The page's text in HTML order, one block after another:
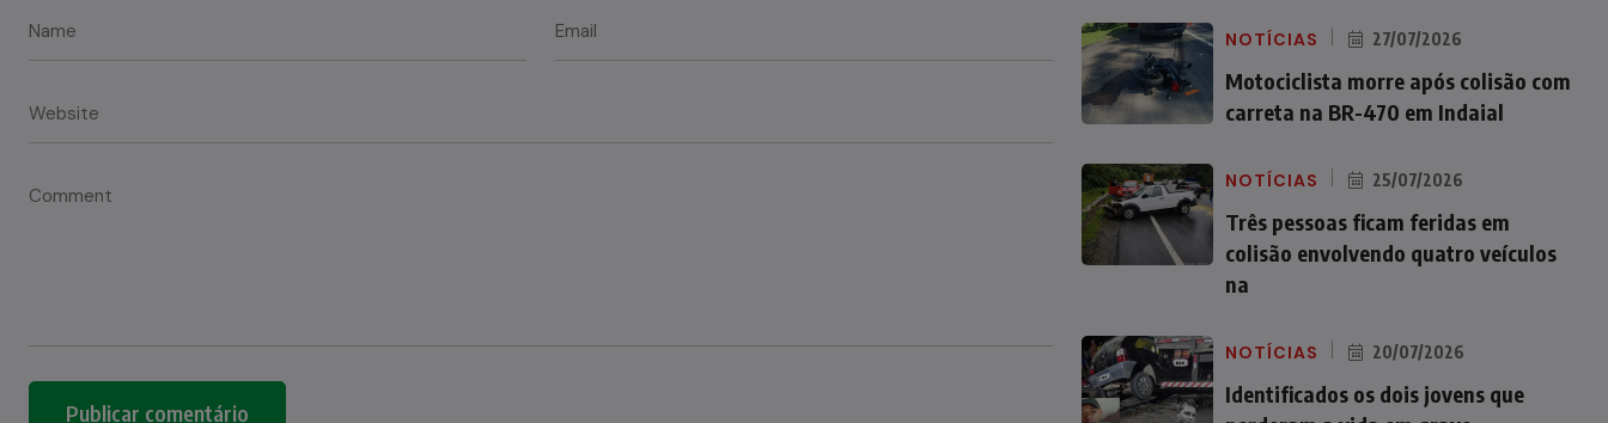
NOTÍCIAS 27/07/2026
Motociclista morre após colisão com
carreta na BR-470 em Indaial
NOTÍCIAS 25/07/2026
Três pessoas ficam feridas em
colisão envolvendo quatro veículos
na
NOTÍCIAS 20/07/2026
Identificados os dois jovens que